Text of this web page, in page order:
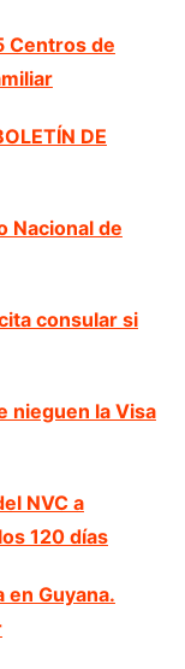
Centros de
DE
Nacional de
consular si
nieguen la Visa
NVC a
120 días
en Guyana.